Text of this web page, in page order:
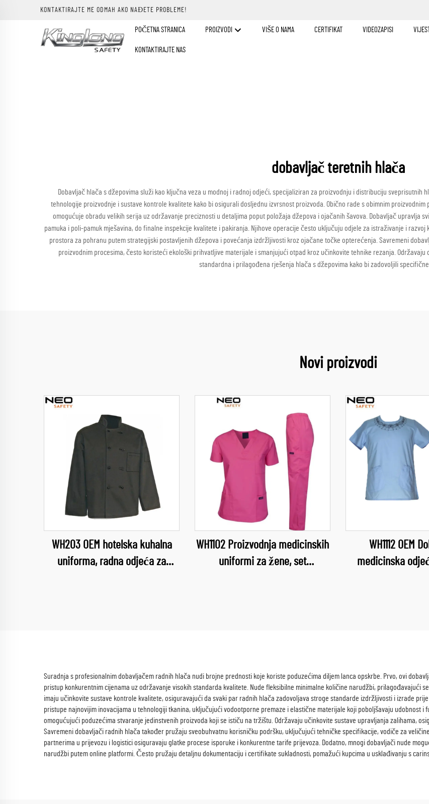
KONTAKTIRAJTE ME ODMAH AKO NAĐETE PROBLEME!
POČETNA STRANICA PROIZVODI VIŠE O NAMA CERTIFIKAT VIDEOZAPISI VIJESTI
KONTAKTIRAJTE NAS
dobavljač teretnih hlača
Dobavljač hlača s džepovima služi kao ključna veza u modnoj i radnoj odjeći, specijaliziran za proizvodnju i distribuciju sveprisutnih
tehnologije proizvodnje i sustave kontrole kvalitete kako bi osigurali dosljednu izvrsnost proizvoda. Obično rade s obimnim
omogućuje obradu velikih serija uz održavanje preciznosti u detaljima poput položaja džepova i ojačanih šavova. Dobavljač upravlja
pamuka i poli-pamuk mješavina, do finalne inspekcije kvalitete i pakiranja. Njihove operacije često uključuju odjele za istraživanje i
prostora za pohranu putem strategijski postavljenih džepova i povećanja izdržljivosti kroz ojačane točke opterećenja. Savremeni
proizvodnim procesima, često koristeći ekološki prihvatljive materijale i smanjujući otpad kroz učinkovite tehnike rezanja.
standardna i prilagođena rješenja hlača s džepovima kako bi zadovoljili
Novi proizvodi
WH203 OEM hotelska kuhalna
uniforma, radna odjeća za
WH1102 Proizvodnja medicinskih
uniformi za žene, set
WH1112 OEM
medicinska
Suradnja s profesionalnim dobavljačem radnih hlača nudi brojne prednosti koje koriste poduzećima diljem lanca opskrbe. Prvo, ovi
pristup konkurentnim cijenama uz održavanje visokih standarda kvalitete. Nude fleksibilne minimalne količine narudžbi, prilagođavajući
imaju učinkovite sustave kontrole kvalitete, osiguravajući da svaki par radnih hlača zadovoljava stroge standarde izdržljivosti i izrade
pristupe najnovijim inovacijama u tehnologiji tkanina, uključujući vodootporne premaze i elastične materijale koji poboljšavaju udobnost i
omogućujući poduzećima stvaranje jedinstvenih proizvoda koji se ističu na tržištu. Održavaju učinkovite sustave upravljanja zalihama,
Savremeni dobavljači radnih hlača također pružaju sveobuhvatnu korisničku podršku, uključujući tehničke specifikacije, vodiče za
partnerima u prijevozu i logistici osiguravaju glatke procese isporuke i konkurentne tarife prijevoza. Dodatno, mnogi dobavljači nude
narudžbi putem online platformi. Često pružaju detaljnu dokumentaciju i certifikate sukladnosti, pomažući kupcima u usklađivanju s